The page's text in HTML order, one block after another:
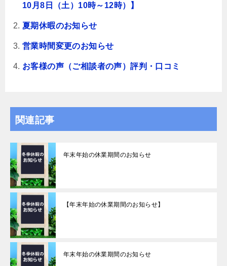
10月8日（土）10時～12時）】
夏期休暇のお知らせ
営業時間変更のお知らせ
お客様の声（ご相談者の声）評判・口コミ
関連記事
年末年始の休業期間のお知らせ
【年末年始の休業期間のお知らせ】
年末年始の休業期間のお知らせ